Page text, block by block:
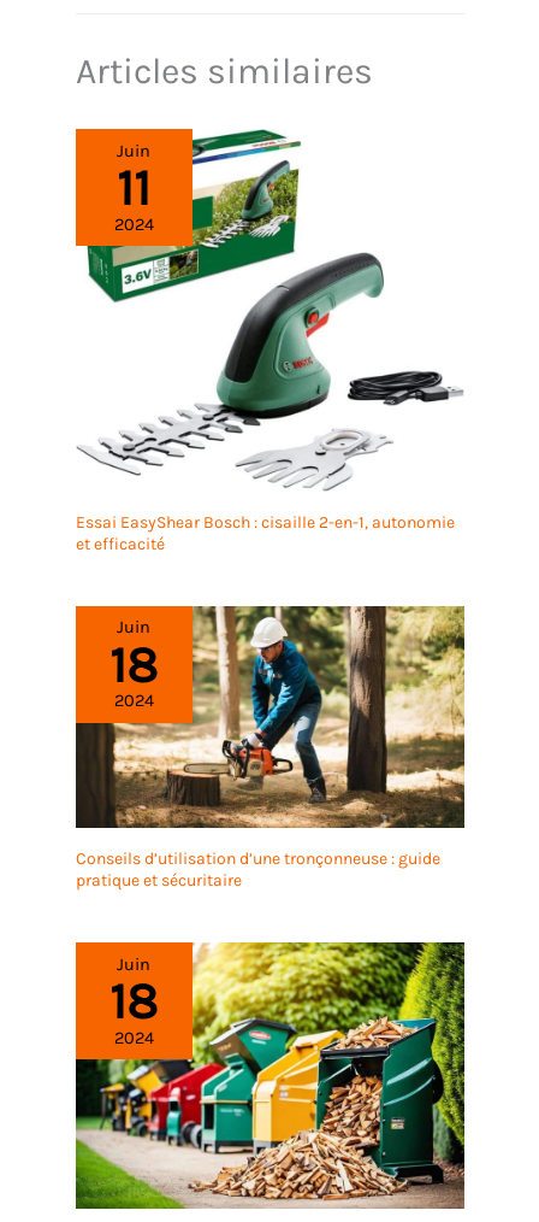
Articles similaires
Juin
11
2024
Essai EasyShear Bosch : cisaille 2-en-1, autonomie
et efficacité
Juin
18
2024
Conseils d’utilisation d’une tronçonneuse : guide
pratique et sécuritaire
Juin
18
2024